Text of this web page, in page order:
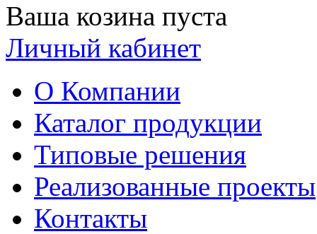
Ваша козина пуста
Личный кабинет
О Компании
Каталог продукции
Типовые решения
Реализованные проекты
Контакты